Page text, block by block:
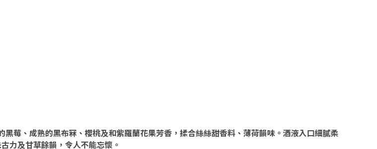
莓、成熟的黑布冧、櫻桃及和紫羅蘭花果芳香，揉合絲絲甜香料、薄荷韻味。酒液入口細膩柔
力及甘草餘韻，令人不能忘懷。